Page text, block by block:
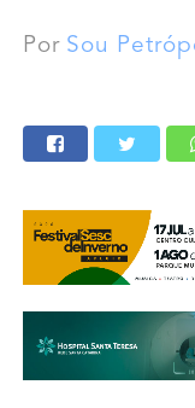
Por Sou